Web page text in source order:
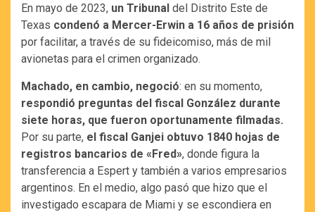
En mayo de 2023, un Tribunal del Distrito Este de
Texas condenó a Mercer-Erwin a 16 años de prisión
por facilitar, a través de su fideicomiso, más de mil
avionetas para el crimen organizado.
Machado, en cambio, negoció: en su momento,
respondió preguntas del fiscal González durante
siete horas, que fueron oportunamente filmadas.
Por su parte, el fiscal Ganjei obtuvo 1840 hojas de
registros bancarios de «Fred», donde figura la
transferencia a Espert y también a varios empresarios
argentinos. En el medio, algo pasó que hizo que el
investigado escapara de Miami y se escondiera en